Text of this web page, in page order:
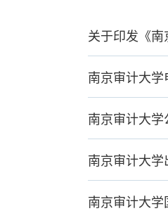
关于印发《
号）
南京审计大
南京审计大
南京审计大
南京审计大